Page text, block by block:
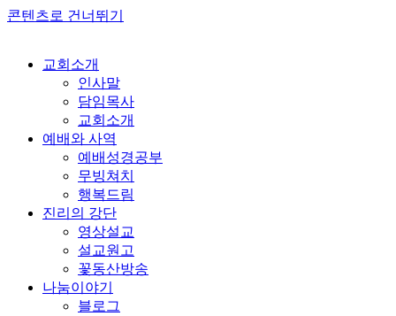
콘텐츠로 건너뛰기
교회소개
인사말
담임목사
교회소개
예배와 사역
예배성경공부
무빙쳐치
행복드림
진리의 강단
영상설교
설교원고
꽃동산방송
나눔이야기
블로그